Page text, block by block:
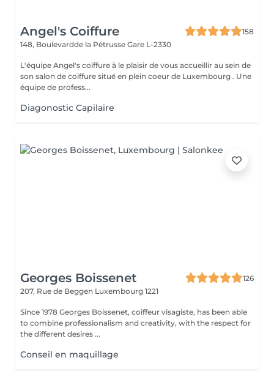
Angel's Coiffure
158
148, Boulevardde la Pétrusse Gare L-2330
L'équipe Angel's coiffure à le plaisir de vous accueillir au sein de
son salon de coiffure situé en plein coeur de Luxembourg . Une
équipe de profess...
Diagonostic Capilaire
Georges Boissenet
126
207, Rue de Beggen Luxembourg 1221
Since 1978 Georges Boissenet, coiffeur visagiste, has been able
to combine professionalism and creativity, with the respect for
the different desires ...
Conseil en maquillage